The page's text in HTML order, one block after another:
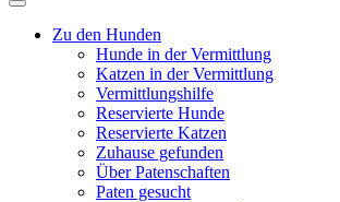
Zu den Hunden
Hunde in der Vermittlung
Katzen in der Vermittlung
Vermittlungshilfe
Reservierte Hunde
Reservierte Katzen
Zuhause gefunden
Über Patenschaften
Paten gesucht